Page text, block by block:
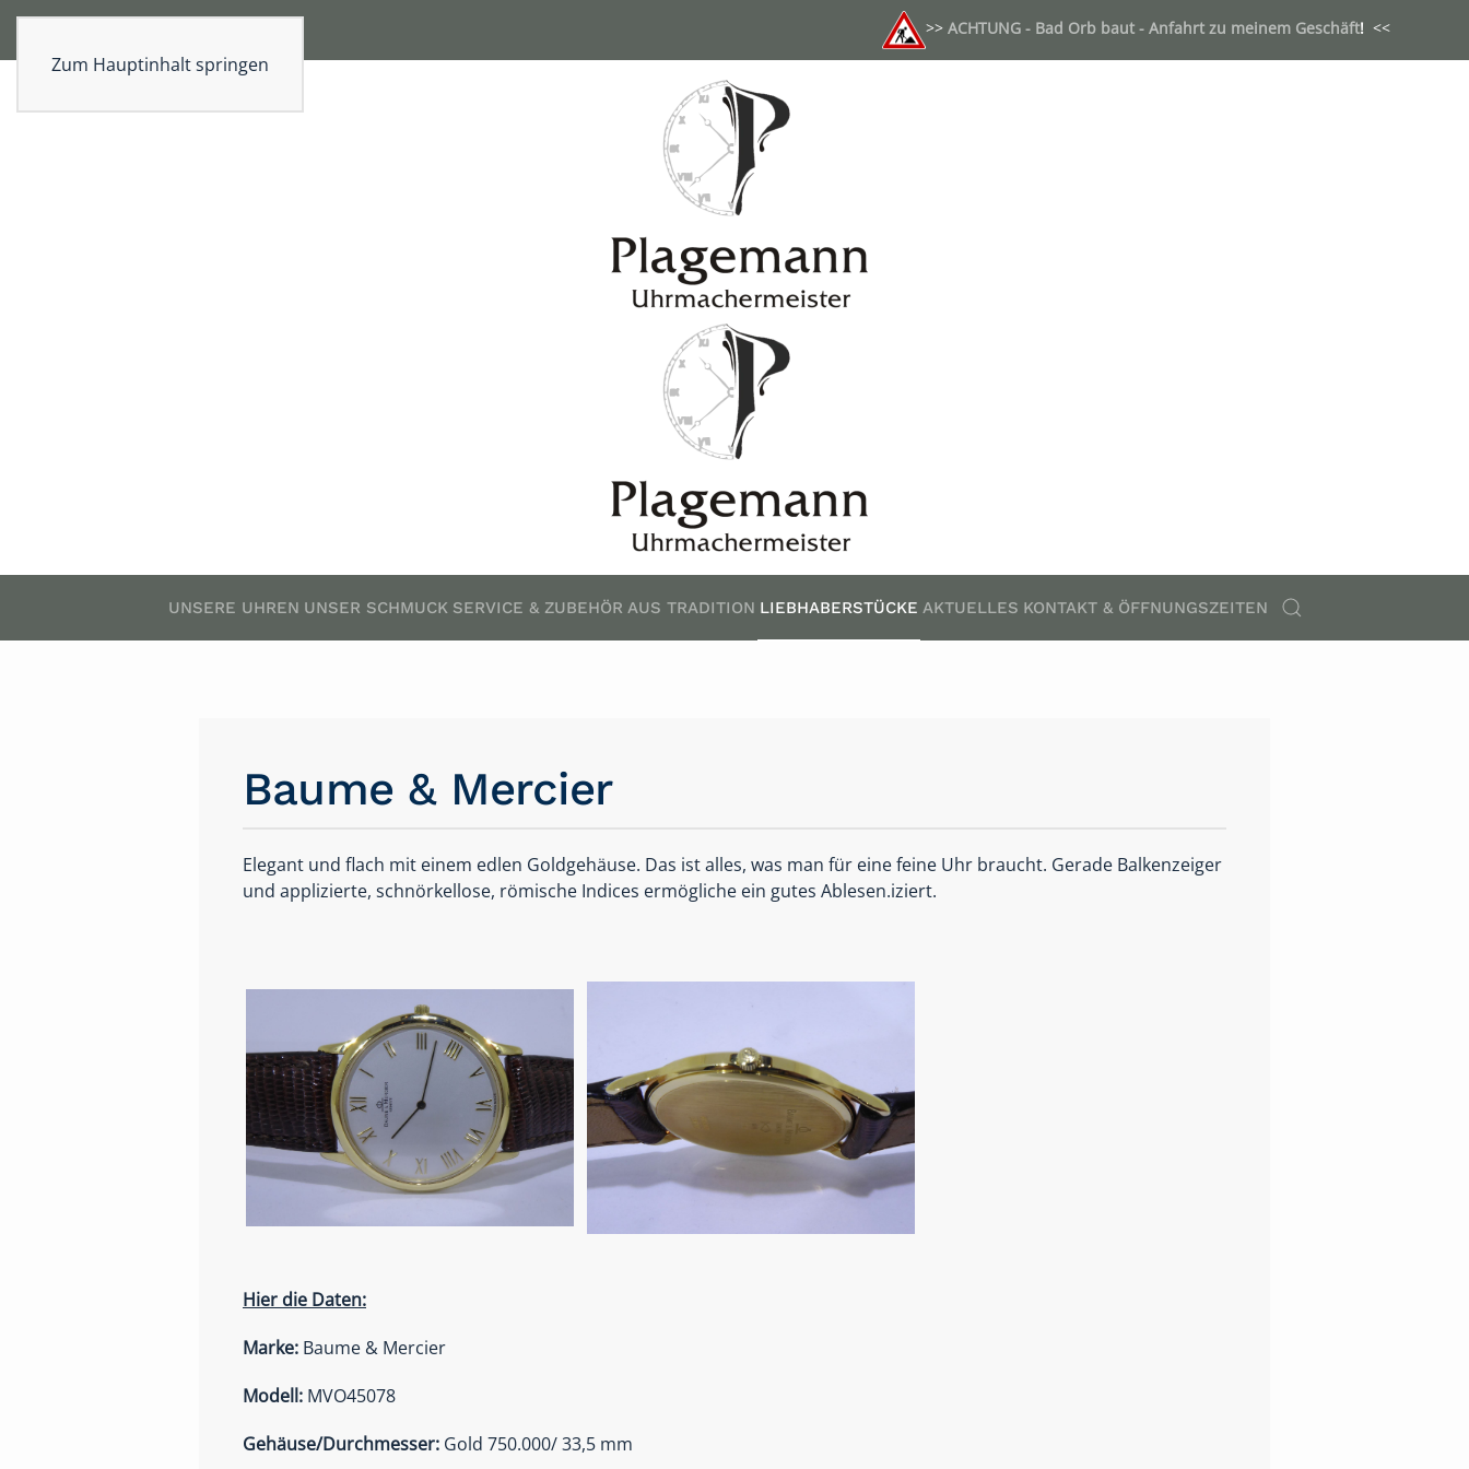
Zum Hauptinhalt springen
>> ACHTUNG - Bad Orb baut - Anfahrt zu meinem Geschäft! <<
UNSERE UHREN UNSER SCHMUCK SERVICE & ZUBEHÖR AUS TRADITION LIEBHABERSTÜCKE AKTUELLES KONTAKT & ÖFFNUNGSZEITEN
Baume & Mercier
Elegant und flach mit einem edlen Goldgehäuse. Das ist alles, was man für eine feine Uhr braucht. Gerade Balkenzeiger
und applizierte, schnörkellose, römische Indices ermögliche ein gutes Ablesen.iziert.
Hier die Daten:
Marke: Baume & Mercier
Modell: MVO45078
Gehäuse/Durchmesser: Gold 750.000/ 33,5 mm